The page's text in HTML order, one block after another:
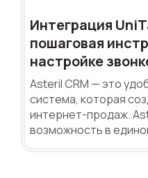
Интеграция
пошаговая
настройке
Asteril CRM — это
система, которая
интернет-продаж.
возможность в